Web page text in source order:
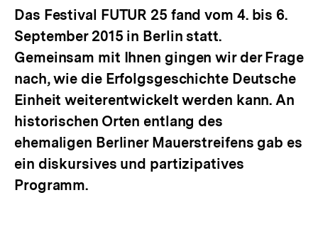
Das Festival FUTUR 25 fand vom 4. bis 6.
September 2015 in Berlin statt.
Gemeinsam mit Ihnen gingen wir der Frage
nach, wie die Erfolgsgeschichte Deutsche
Einheit weiterentwickelt werden kann. An
historischen Orten entlang des
ehemaligen Berliner Mauerstreifens gab es
ein diskursives und partizipatives
Programm.